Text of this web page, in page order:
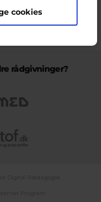
cookies
rådgivninger?
Digital Pædagogik
Program